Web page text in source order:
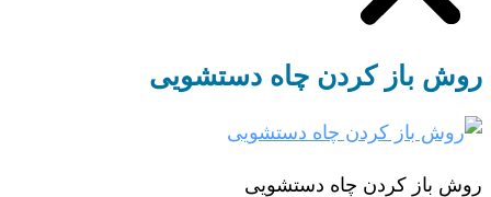
روش باز کردن چاه دستشویی
روش باز کردن چاه دستشویی